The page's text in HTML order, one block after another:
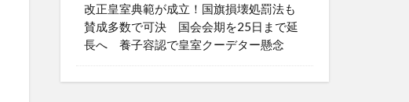
改正皇室典範が成立！国旗損壊処罰法も
賛成多数で可決 国会会期を25日まで延
長へ 養子容認で皇室クーデター懸念